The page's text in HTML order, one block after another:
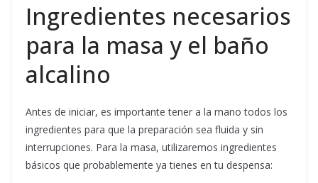
Ingredientes necesarios
para la masa y el baño
alcalino
Antes de iniciar, es importante tener a la mano todos los
ingredientes para que la preparación sea fluida y sin
interrupciones. Para la masa, utilizaremos ingredientes
básicos que probablemente ya tienes en tu despensa: